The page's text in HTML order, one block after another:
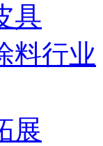
具
料行业
展